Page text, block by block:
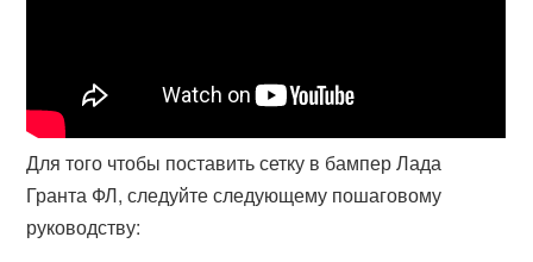
Для того чтобы поставить сетку в бампер Лада
Гранта ФЛ, следуйте следующему пошаговому
руководству: